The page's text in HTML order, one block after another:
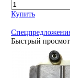
Купить
Быстрый